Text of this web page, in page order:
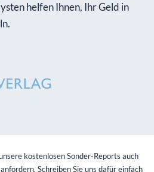
helfen Ihnen, Ihr Geld in
kostenlosen Sonder-Reports auch
Schreiben Sie uns dafür einfach